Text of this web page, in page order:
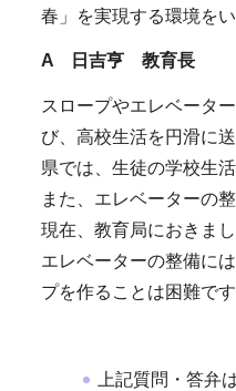
春」を実現する環境を
A 日吉亨 教育長
スロープやエレベータ
び、高校生活を円滑に
県では、生徒の学校生
また、エレベーターの
現在、教育局におきま
エレベーターの整備に
プを作ることは困難で
上記質問・答弁